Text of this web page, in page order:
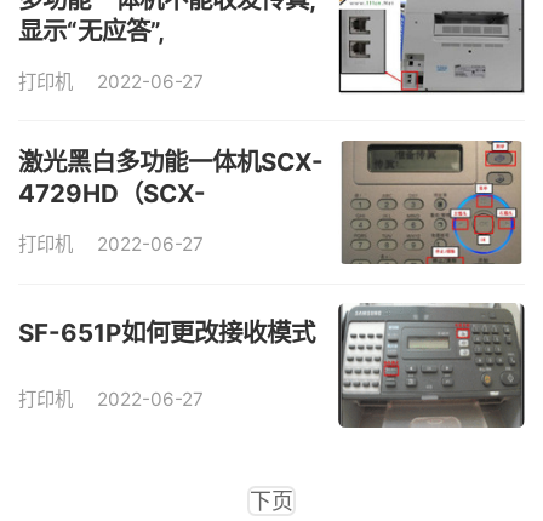
显示“无应答”,
打印机 2022-06-27
激光黑白多功能一体机SCX-
4729HD（SCX-
放大复印
打印机 2022-06-27
SF-651P如何更改接收模式
打印机 2022-06-27
下页